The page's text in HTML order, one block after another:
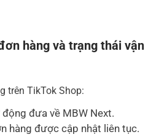
hàng và trạng thái vận
trên TikTok Shop:
đưa về MBW Next.
hàng được cập nhật liên tục.